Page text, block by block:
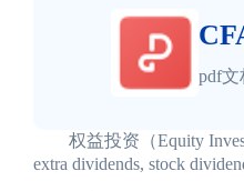
pdf
权益投资（Equity
extra dividends, stock